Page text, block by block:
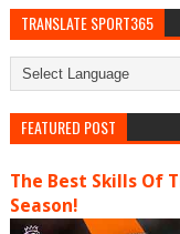
TRANSLATE SPORT365
FEATURED POST
The Best Skills Of
Season!